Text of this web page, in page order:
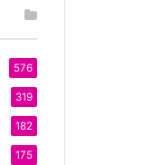
576
319
182
175